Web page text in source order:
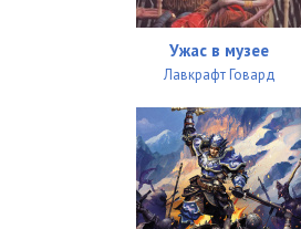
0041
0042
0043
Ужас в музее
Лавкрафт Говард